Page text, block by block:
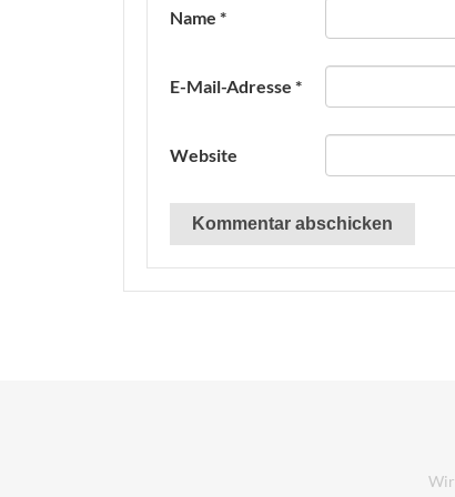
Name *
E-Mail-Adresse *
Website
Wir